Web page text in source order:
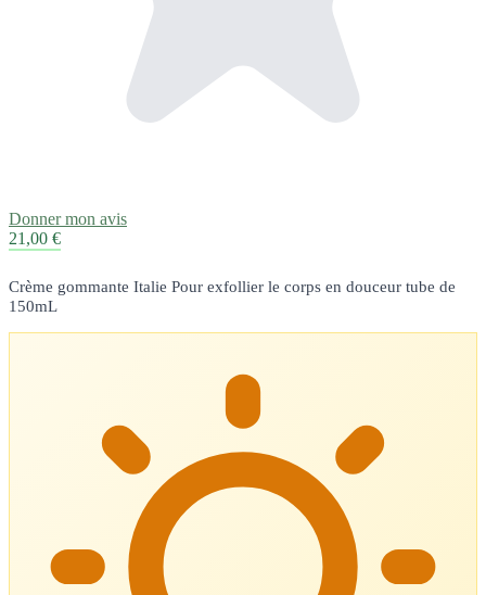
Donner mon avis
21,00 €
Crème gommante Italie Pour exfollier le corps en douceur tube de
150mL